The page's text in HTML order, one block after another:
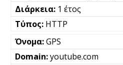
1 έτος
HTTP
GPS
youtube.com